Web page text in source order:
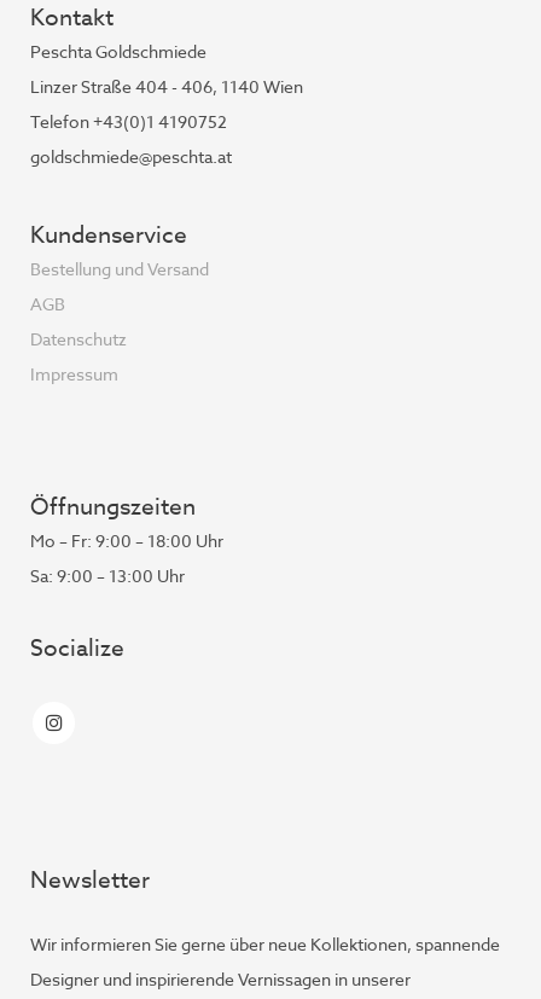
Kontakt
Peschta Goldschmiede
Linzer Straße 404 - 406, 1140 Wien
Telefon +43(0)1 4190752
goldschmiede@peschta.at
Kundenservice
Bestellung und Versand
AGB
Datenschutz
Impressum
Öffnungszeiten
Mo – Fr: 9:00 – 18:00 Uhr
Sa: 9:00 – 13:00 Uhr
Socialize
Newsletter
Wir informieren Sie gerne über neue Kollektionen, spannende
Designer und inspirierende Vernissagen in unserer